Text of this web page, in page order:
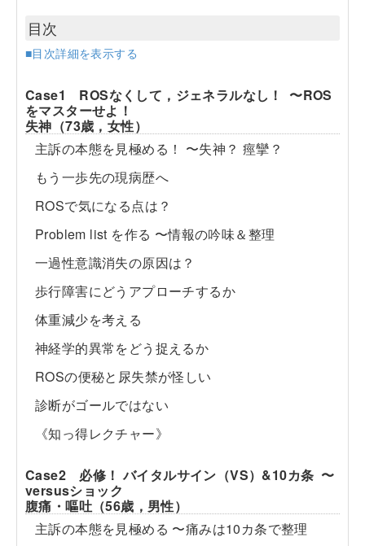
目次
■目次詳細を表示する
Case1 ROSなくして，ジェネラルなし！ 〜ROS
をマスターせよ！
失神（73歳，女性）
主訴の本態を見極める！ 〜失神？ 痙攣？
もう一歩先の現病歴へ
ROSで気になる点は？
Problem list を作る 〜情報の吟味＆整理
一過性意識消失の原因は？
歩行障害にどうアプローチするか
体重減少を考える
神経学的異常をどう捉えるか
ROSの便秘と尿失禁が怪しい
診断がゴールではない
《知っ得レクチャー》
Case2 必修！ バイタルサイン（VS）&10カ条 〜
versusショック
腹痛・嘔吐（56歳，男性）
主訴の本態を見極める 〜痛みは10カ条で整理